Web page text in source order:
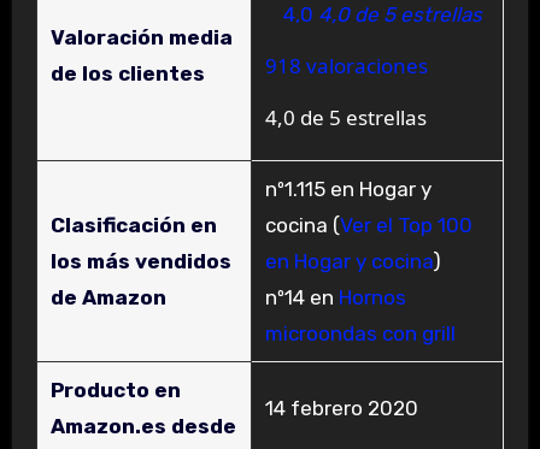
Valoración media
de los clientes
4,0 4,0 de 5 estrellas
918 valoraciones
4,0 de 5 estrellas
Clasificación en
los más vendidos
de Amazon
nº1.115 en Hogar y
cocina (Ver el Top 100
en Hogar y cocina)
nº14 en Hornos
microondas con grill
Producto en
Amazon.es desde
14 febrero 2020